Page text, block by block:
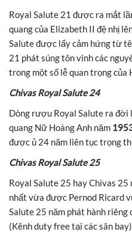
Royal Salute 21 được ra mắt
quang của Elizabeth II đệ nhị
Salute được lấy cảm hứng từ
21 phát súng tôn vinh các
trong một số lễ quan trọng của
Chivas Royal Salute 24
Dòng rượu Royal Salute ra đời
quang Nữ Hoàng Anh năm
được ủ 24 năm liên tục trọng
Chivas Royal Salute 25
Royal Salute 25 hay Chivas 25
nhất vừa được Pernod Ricard
Salute 25 năm phát hành riêng
(Kênh duty free tại các sân